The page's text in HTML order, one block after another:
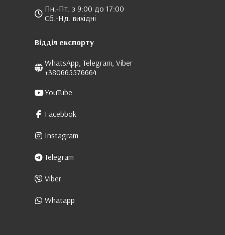
Пн.-Пт. з 9:00 до 17:00
Сб.-Нд. вихідні
Відділ експорту
WhatsApp, Telegram, Viber
+380665576664
YouTube
Facebbok
Instagram
Telegram
Viber
Whatapp